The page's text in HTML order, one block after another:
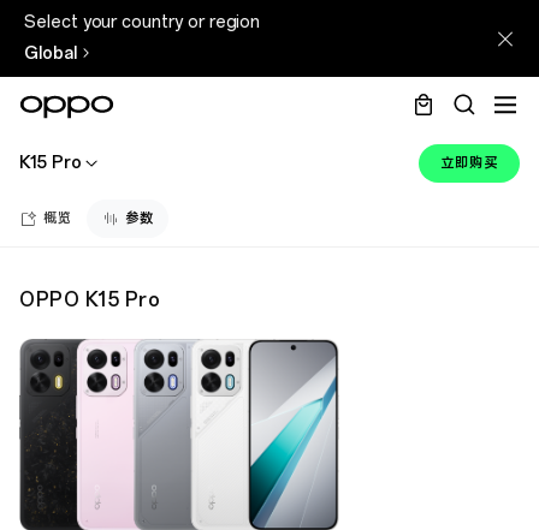
Select your country or region
Global
K15 Pro 立即购买
概览 参数
OPPO K15 Pro